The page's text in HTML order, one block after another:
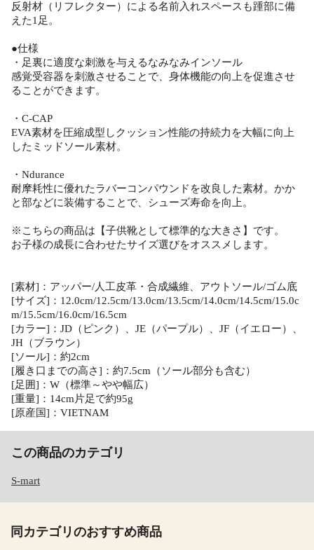
反射材（リフレクター）による名前入れスペースも踵部に備
えた1足。
●仕様
・足裏に適度な刺激を与えるなみなみインソール
感覚受容器を刺激させることで、身体機能の向上を促進させ
ることができます。
・C-CAP
EVA素材を圧縮成型しクッション性能の持続力を大幅に向上
したミッドソール素材。
・Ndurance
耐摩耗性に優れたラバーコンパウンドを改良した素材。かか
と部などに装備することで、シューズ寿命を向上。
※こちらの商品は【子供靴として標準的な大きさ】です。
お子様の成長に合わせたサイズ選びをオススメします。
[素材]：アッパー/人工皮革・合成繊維、アウトソール/ゴム底
[サイズ]：12.0cm/12.5cm/13.0cm/13.5cm/14.0cm/14.5cm/15.0c
m/15.5cm/16.0cm/16.5cm
[カラー]：JD（ピンク）、JE（パープル）、JF（イエロー）、
JH（ブラウン）
[ソール]：約2cm
[履き口までの高さ]：約7.5cm（ソール部分も含む）
[足囲]：W（標準～やや幅広）
[重量]：14cm片足で約95g
[原産国]：VIETNAM
この商品のカテゴリ
S-mart
同カテゴリのおすすめ商品